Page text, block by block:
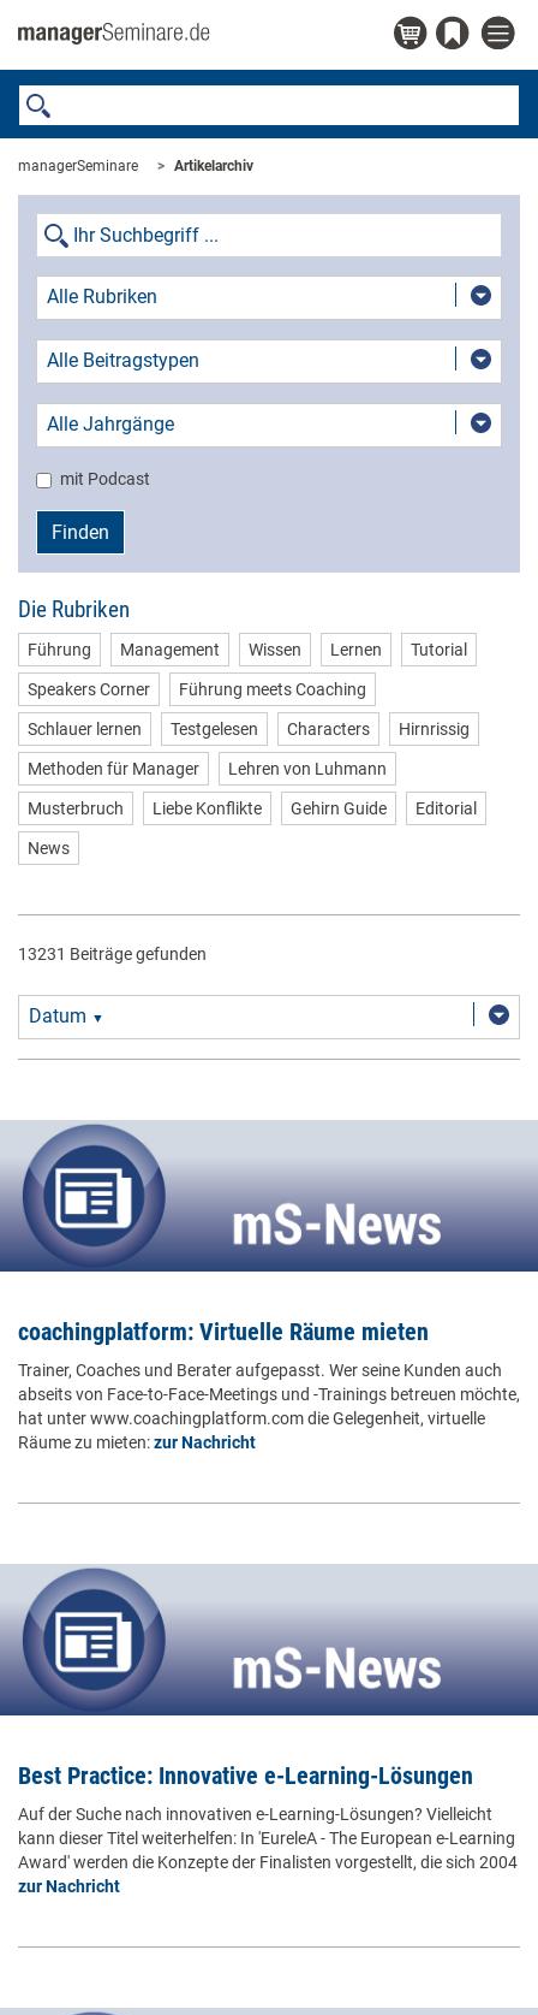
managerSeminare Artikelarchiv
Alle Rubriken
Alle Beitragstypen
Alle Jahrgänge
mit Podcast
Finden
Die Rubriken
Führung Management Wissen Lernen Tutorial
Speakers Corner Führung meets Coaching
Schlauer lernen Testgelesen Characters Hirnrissig
Methoden für Manager Lehren von Luhmann
Musterbruch Liebe Konflikte Gehirn Guide Editorial
News
13231 Beiträge gefunden
Datum ▼
coachingplatform: Virtuelle Räume mieten
Trainer, Coaches und Berater aufgepasst. Wer seine Kunden auch
abseits von Face-to-Face-Meetings und -Trainings betreuen möchte,
hat unter www.coachingplatform.com die Gelegenheit, virtuelle
Räume zu mieten:zur Nachricht
Best Practice: Innovative e-Learning-Lösungen
Auf der Suche nach innovativen e-Learning-Lösungen? Vielleicht
kann dieser Titel weiterhelfen: In 'EureleA - The European e-Learning
Award' werden die Konzepte der Finalisten vorgestellt, die sich 2004
zur Nachricht